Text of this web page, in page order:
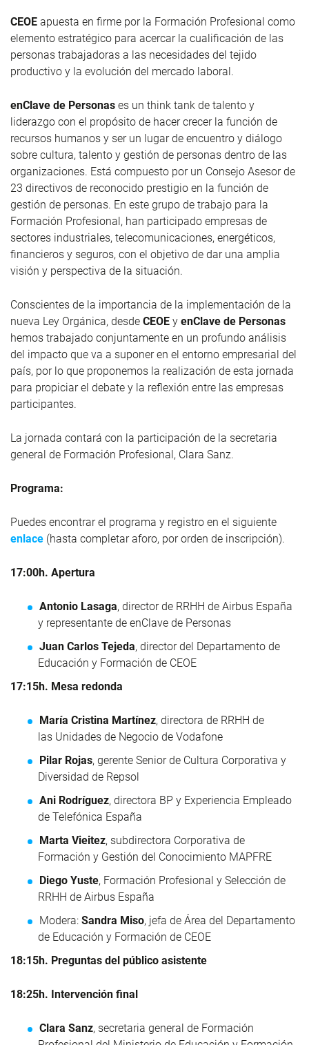
CEOE apuesta en firme por la Formación Profesional como
elemento estratégico para acercar la cualificación de las
personas trabajadoras a las necesidades del tejido
productivo y la evolución del mercado laboral.
enClave de Personas es un think tank de talento y
liderazgo con el propósito de hacer crecer la función de
recursos humanos y ser un lugar de encuentro y diálogo
sobre cultura, talento y gestión de personas dentro de las
organizaciones. Está compuesto por un Consejo Asesor de
23 directivos de reconocido prestigio en la función de
gestión de personas. En este grupo de trabajo para la
Formación Profesional, han participado empresas de
sectores industriales, telecomunicaciones, energéticos,
financieros y seguros, con el objetivo de dar una amplia
visión y perspectiva de la situación.
Conscientes de la importancia de la implementación de la
nueva Ley Orgánica, desde CEOE y enClave de Personas
hemos trabajado conjuntamente en un profundo análisis
del impacto que va a suponer en el entorno empresarial del
país, por lo que proponemos la realización de esta jornada
para propiciar el debate y la reflexión entre las empresas
participantes.
La jornada contará con la participación de la secretaria
general de Formación Profesional, Clara Sanz.
Programa:
Puedes encontrar el programa y registro en el siguiente
enlace (hasta completar aforo, por orden de inscripción).
17:00h. Apertura
Antonio Lasaga, director de RRHH de Airbus España
y representante de enClave de Personas
Juan Carlos Tejeda, director del Departamento de
Educación y Formación de CEOE
17:15h. Mesa redonda
María Cristina Martínez, directora de RRHH de
las Unidades de Negocio de Vodafone
Pilar Rojas, gerente Senior de Cultura Corporativa y
Diversidad de Repsol
Ani Rodríguez, directora BP y Experiencia Empleado
de Telefónica España
Marta Vieitez, subdirectora Corporativa de
Formación y Gestión del Conocimiento MAPFRE
Diego Yuste, Formación Profesional y Selección de
RRHH de Airbus España
Modera: Sandra Miso, jefa de Área del Departamento
de Educación y Formación de CEOE
18:15h. Preguntas del público asistente
18:25h. Intervención final
Clara Sanz, secretaria general de Formación